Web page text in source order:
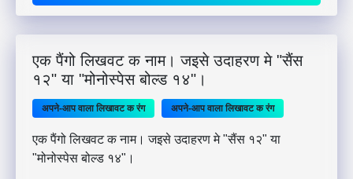
एक पैंगो लिखवट क नाम। जइसे उदाहरण मे "सैंस
१२" या "मोनोस्पेस बोल्ड १४"।
अपने-आप वाला लिखावट क रंग अपने-आप वाला लिखावट क रंग
एक पैंगो लिखवट क नाम। जइसे उदाहरण मे "सैंस १२" या
"मोनोस्पेस बोल्ड १४"।